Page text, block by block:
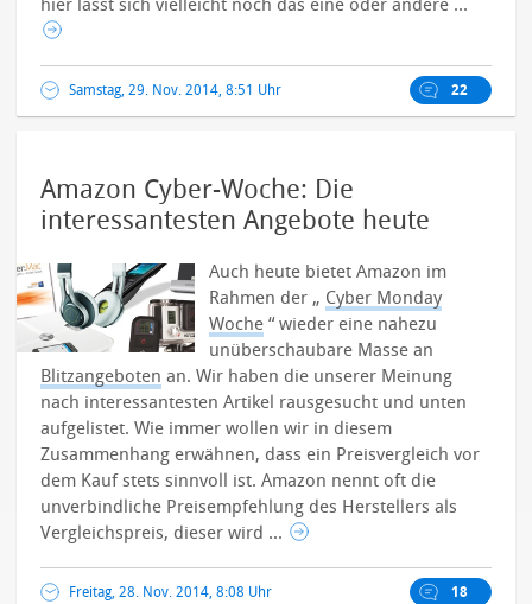
hier lässt sich vielleicht noch das eine oder andere ...
Samstag, 29. Nov. 2014, 8:51 Uhr 22
Amazon Cyber-Woche: Die
interessantesten Angebote heute
Auch heute bietet Amazon im
Rahmen der „ Cyber Monday
Woche “ wieder eine nahezu
unüberschaubare Masse an
Blitzangeboten an. Wir haben die unserer Meinung
nach interessantesten Artikel rausgesucht und unten
aufgelistet.Wie immer wollen wir in diesem
Zusammenhang erwähnen, dass ein Preisvergleich vor
dem Kauf stets sinnvoll ist. Amazon nennt oft die
unverbindliche Preisempfehlung des Herstellers als
Vergleichspreis, dieser wird ...
Freitag, 28. Nov. 2014, 8:08 Uhr 18